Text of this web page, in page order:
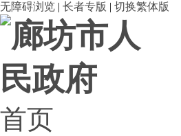
无障碍浏览 | 长者专版 | 切换繁体版
首页